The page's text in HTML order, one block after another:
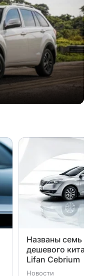
Названы семь
дешевого
Lifan Cebrium
Новости